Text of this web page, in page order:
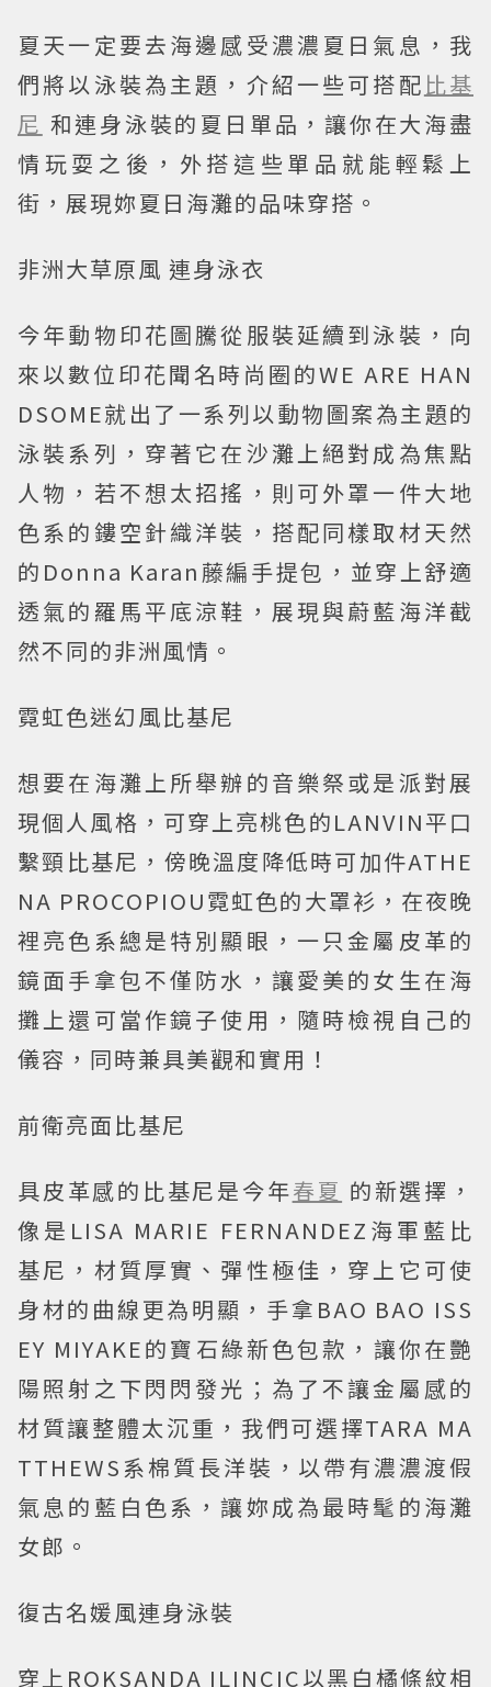
夏天一定要去海邊感受濃濃夏日氣息，我
們將以泳裝為主題，介紹一些可搭配 比基
尼 和連身泳裝的夏日單品，讓你在大海盡
情玩耍之後，外搭這些單品就能輕鬆上
街，展現妳夏日海灘的品味穿搭。
非洲大草原風 連身泳衣
今年動物印花圖騰從服裝延續到泳裝，向
來以數位印花聞名時尚圈的WE ARE HAN
DSOME就出了一系列以動物圖案為主題的
泳裝系列，穿著它在沙灘上絕對成為焦點
人物，若不想太招搖，則可外罩一件大地
色系的鏤空針織洋裝，搭配同樣取材天然
的Donna Karan藤編手提包，並穿上舒適
透氣的羅馬平底涼鞋，展現與蔚藍海洋截
然不同的非洲風情。
霓虹色迷幻風比基尼
想要在海灘上所舉辦的音樂祭或是派對展
現個人風格，可穿上亮桃色的LANVIN平口
繫頸比基尼，傍晚溫度降低時可加件ATHE
NA PROCOPIOU霓虹色的大罩衫，在夜晚
裡亮色系總是特別顯眼，一只金屬皮革的
鏡面手拿包不僅防水，讓愛美的女生在海
攤上還可當作鏡子使用，隨時檢視自己的
儀容，同時兼具美觀和實用！
前衛亮面比基尼
具皮革感的比基尼是今年春夏 的新選擇，
像是LISA MARIE FERNANDEZ海軍藍比
基尼，材質厚實、彈性極佳，穿上它可使
身材的曲線更為明顯，手拿BAO BAO ISS
EY MIYAKE的寶石綠新色包款，讓你在艷
陽照射之下閃閃發光；為了不讓金屬感的
材質讓整體太沉重，我們可選擇TARA MA
TTHEWS系棉質長洋裝，以帶有濃濃渡假
氣息的藍白色系，讓妳成為最時髦的海灘
女郎。
復古名媛風連身泳裝
穿上ROKSANDA ILINCIC以黑白橘條紋相